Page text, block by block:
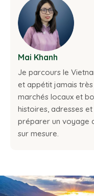
Mai Khanh
Je parcours le
et appétit jamais très
marchés locaux et
histoires, adresses
préparer un voyage
sur mesure.